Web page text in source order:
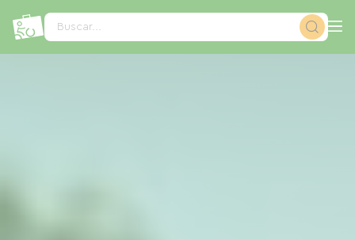
Buscar...
Panel de gestión de cookies